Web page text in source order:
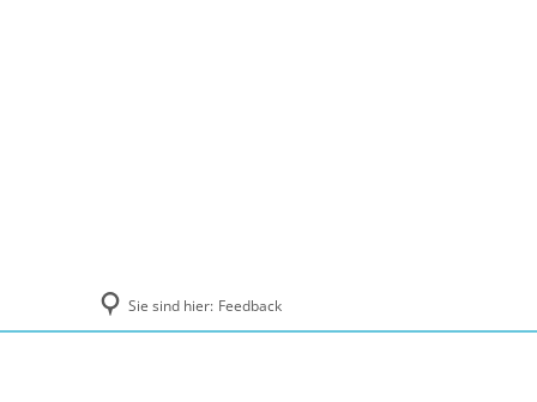
Sie sind hier: Feedback